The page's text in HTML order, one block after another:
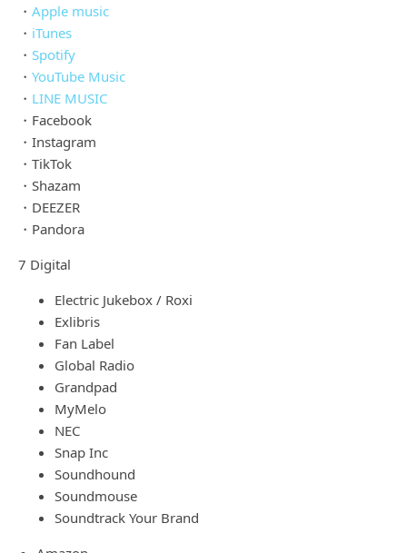
・ Apple music
・ iTunes
・ Spotify
・ YouTube Music
・ LINE MUSIC
・Facebook
・Instagram
・TikTok
・Shazam
・DEEZER
・Pandora
7 Digital
Electric Jukebox / Roxi
Exlibris
Fan Label
Global Radio
Grandpad
MyMelo
NEC
Snap Inc
Soundhound
Soundmouse
Soundtrack Your Brand